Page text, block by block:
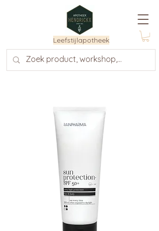
Leefstijlapotheek